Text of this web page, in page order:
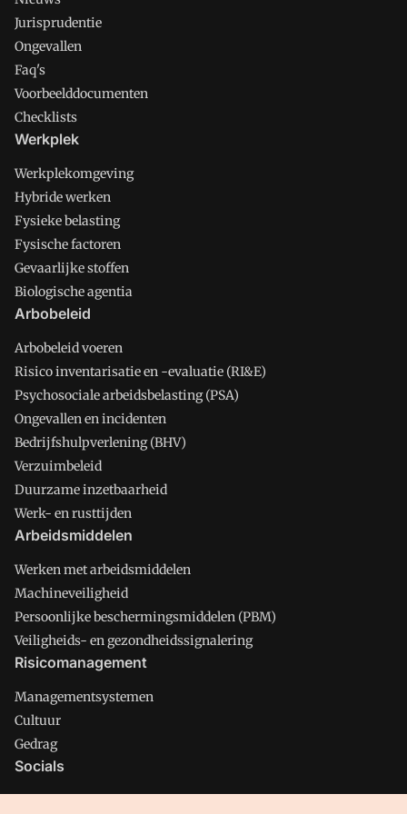
Jurisprudentie
Ongevallen
Faq's
Voorbeelddocumenten
Checklists
Werkplek
Werkplekomgeving
Hybride werken
Fysieke belasting
Fysische factoren
Gevaarlijke stoffen
Biologische agentia
Arbobeleid
Arbobeleid voeren
Risico inventarisatie en -evaluatie (RI&E)
Psychosociale arbeidsbelasting (PSA)
Ongevallen en incidenten
Bedrijfshulpverlening (BHV)
Verzuimbeleid
Duurzame inzetbaarheid
Werk- en rusttijden
Arbeidsmiddelen
Werken met arbeidsmiddelen
Machineveiligheid
Persoonlijke beschermingsmiddelen (PBM)
Veiligheids- en gezondheidssignalering
Risicomanagement
Managementsystemen
Cultuur
Gedrag
Socials